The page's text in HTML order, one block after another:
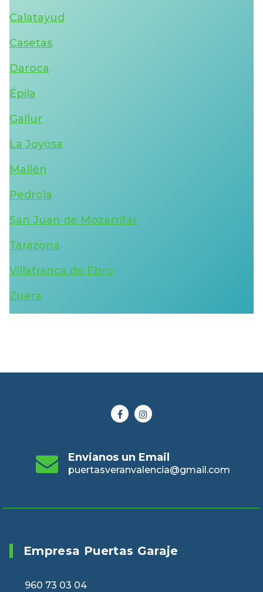
Calatayud
Casetas
Daroca
Épila
Gallur
La Joyosa
Mallén
Pedrola
San Juan de Mozarrifar
Tarazona
Villafranca de Ebro
Zuera
Envianos un Email
puertasveranvalencia@gmail.com
Empresa Puertas Garaje
960 73 03 04